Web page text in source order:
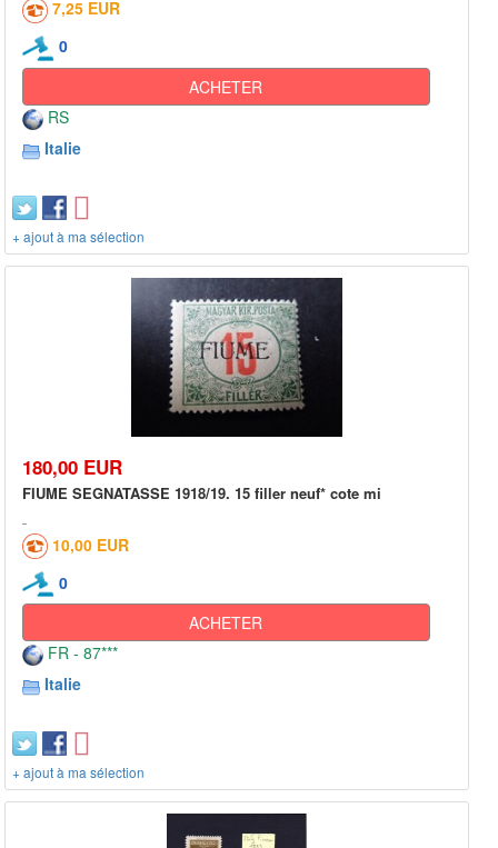
7,25 EUR
0
ACHETER
RS
Italie
+ ajout à ma sélection
180,00 EUR
FIUME SEGNATASSE 1918/19. 15 filler neuf* cote mi
10,00 EUR
0
ACHETER
FR - 87***
Italie
+ ajout à ma sélection